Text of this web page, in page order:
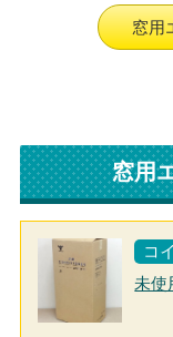
窓用
窓用
コ
未使